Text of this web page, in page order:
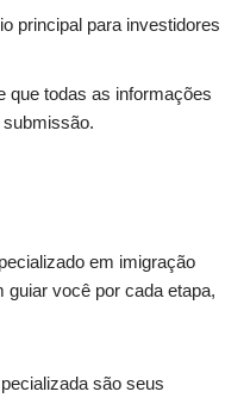
principal para investidores
que todas as informações
em imigração
guiar você por cada etapa,
são seus